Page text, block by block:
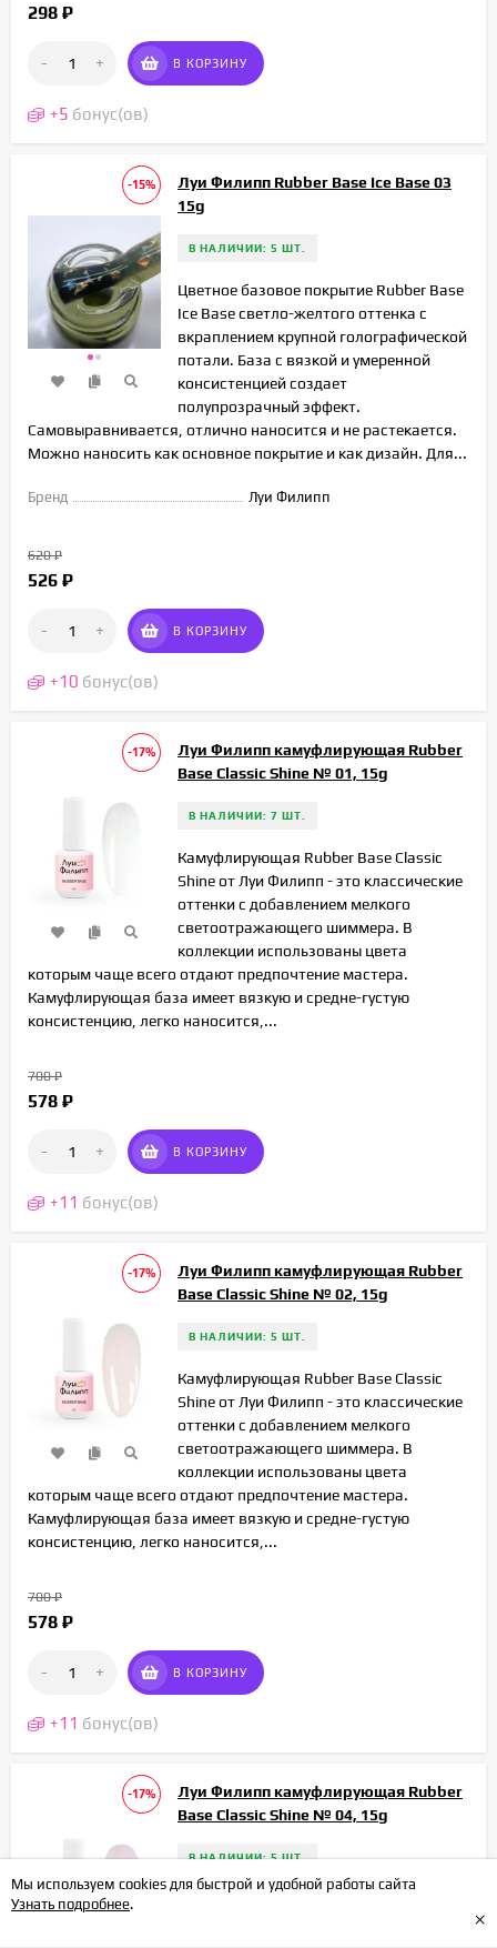
Мы используем cookies для быстрой и удобной работы сайта
Узнать подробнее.
×
298 ₽
- + В КОРЗИНУ
+5 бонус(ов)
-15%
Луи Филипп Rubber Base Ice Base 03
15g
В НАЛИЧИИ: 5 ШТ.
Цветное базовое покрытие Rubber Base
Ice Base светло-желтого оттенка с
вкраплением крупной голографической
потали. База с вязкой и умеренной
консистенцией создает
полупрозрачный эффект.
Самовыравнивается, отлично наносится и не растекается.
Можно наносить как основное покрытие и как дизайн. Для...
Бренд Луи Филипп
620₽
526 ₽
- + В КОРЗИНУ
+10 бонус(ов)
-17%
Луи Филипп камуфлирующая Rubber
Base Classic Shine № 01, 15g
В НАЛИЧИИ: 7 ШТ.
Камуфлирующая Rubber Base Classic
Shine от Луи Филипп - это классические
оттенки с добавлением мелкого
светоотражающего шиммера. В
коллекции использованы цвета
которым чаще всего отдают предпочтение мастера.
Камуфлирующая база имеет вязкую и средне-густую
консистенцию, легко наносится,...
700₽
578 ₽
- + В КОРЗИНУ
+11 бонус(ов)
-17%
Луи Филипп камуфлирующая Rubber
Base Classic Shine № 02, 15g
В НАЛИЧИИ: 5 ШТ.
Камуфлирующая Rubber Base Classic
Shine от Луи Филипп - это классические
оттенки с добавлением мелкого
светоотражающего шиммера. В
коллекции использованы цвета
которым чаще всего отдают предпочтение мастера.
Камуфлирующая база имеет вязкую и средне-густую
консистенцию, легко наносится,...
700₽
578 ₽
- + В КОРЗИНУ
+11 бонус(ов)
-17%
Луи Филипп камуфлирующая Rubber
Base Classic Shine № 04, 15g
В НАЛИЧИИ: 5 ШТ.